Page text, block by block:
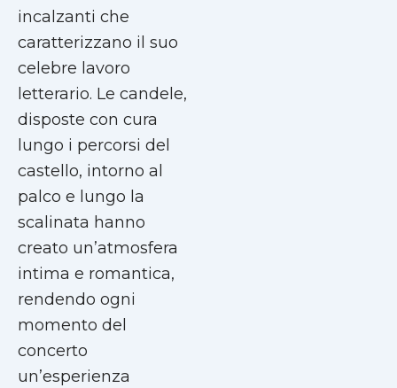
incalzanti che
caratterizzano il suo
celebre lavoro
letterario. Le candele,
disposte con cura
lungo i percorsi del
castello, intorno al
palco e lungo la
scalinata hanno
creato un’atmosfera
intima e romantica,
rendendo ogni
momento del
concerto
un’esperienza